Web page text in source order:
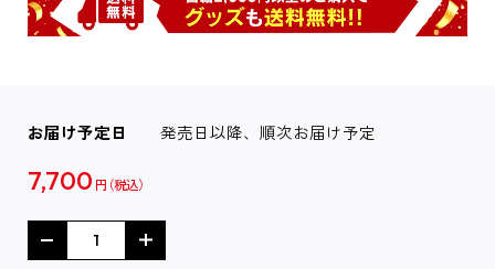
お届け予定日 発売日以降、順次お届け予定
7,700 円